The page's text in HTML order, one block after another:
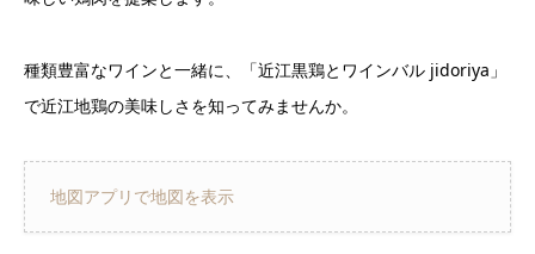
種類豊富なワインと一緒に、「近江黒鶏とワインバル jidoriya」
で近江地鶏の美味しさを知ってみませんか。
地図アプリで地図を表示